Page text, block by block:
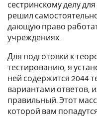
сестринскому делу
решил
дающую право
учреждениях.
Для подготовки к
тестированию, я
ней содержится 2044
вариантами ответов,
правильный. Этот
которой вам